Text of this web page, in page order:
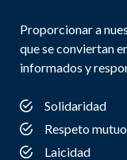
Proporcionar a
que se conviertan
informados y
Solidaridad
Respeto mutuo
Laicidad